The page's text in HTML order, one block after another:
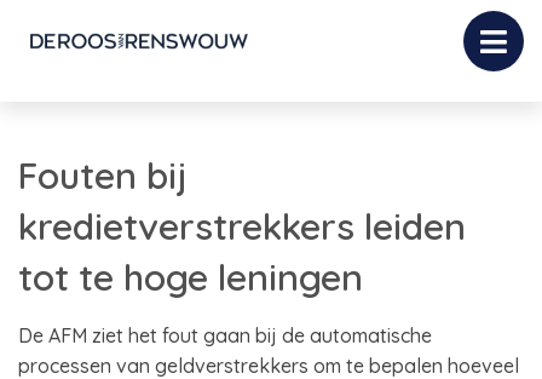
Fouten bij
kredietverstrekkers leiden
tot te hoge leningen
De AFM ziet het fout gaan bij de automatische
processen van geldverstrekkers om te bepalen hoeveel